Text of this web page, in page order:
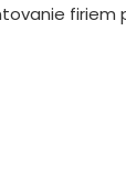
firiem